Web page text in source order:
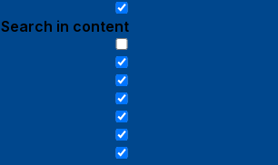
Search in content